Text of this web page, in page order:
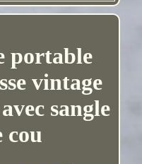
portable
vintage
sangle
cou